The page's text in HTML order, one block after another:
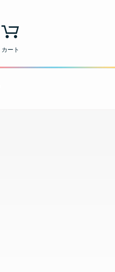
カート